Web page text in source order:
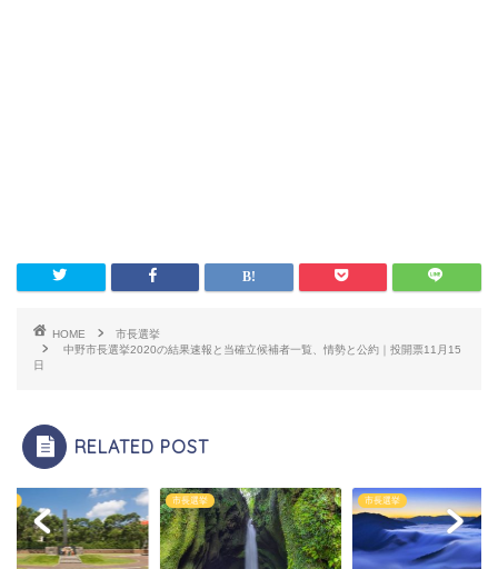
HOME
市長選挙
中野市長選挙2020の結果速報と当確立候補者一覧、情勢と公約｜投開票11月15
日
RELATED POST
市長選挙 市長選挙